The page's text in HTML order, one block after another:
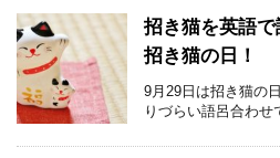
招き猫を英語
招き猫の日！
9月29日は招き猫の
りづらい語呂合わせ